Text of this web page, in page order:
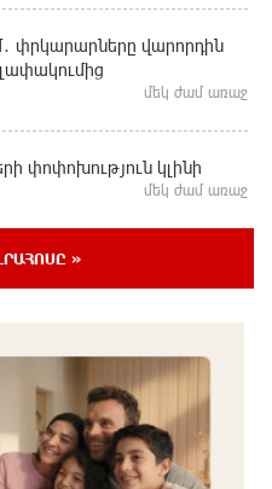
փրկարարները վարորդին
մեկ ժամ առաջ
փոփոխություն կլինի
մեկ ժամ առաջ
Բ Ամենայն Հայոց
մնացած քաղաքացու
21 րոպե առաջ
»